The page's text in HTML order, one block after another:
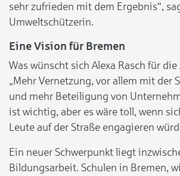
sehr zufrieden mit dem Ergebnis“,
Umweltschützerin.
Eine Vision für Bremen
Was wünscht sich Alexa Rasch für
„Mehr Vernetzung, vor allem mit der
und mehr Beteiligung von
ist wichtig, aber es wäre toll, wenn
Leute auf der Straße engagieren
Ein neuer Schwerpunkt liegt
Bildungsarbeit. Schulen in Bremen,